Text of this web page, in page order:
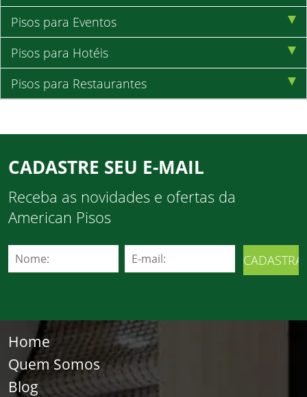
Pisos para Eventos
Pisos para Hotéis
Pisos para Restaurantes
CADASTRE SEU E-MAIL
Receba as novidades e ofertas da
American Pisos
Home
Quem Somos
Blog